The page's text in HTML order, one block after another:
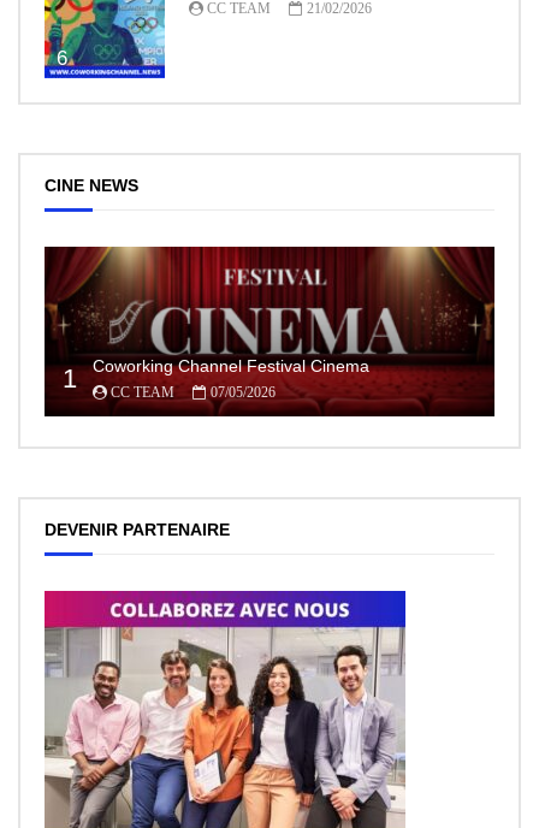
6
CC TEAM
21/02/2026
CINE NEWS
1 Coworking Channel Festival Cinema
CC TEAM 07/05/2026
DEVENIR PARTENAIRE